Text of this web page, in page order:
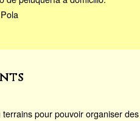
pour pouvoir organiser